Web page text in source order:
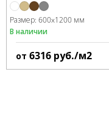
Размер: 600x1200 мм
В наличии
от 6316 руб./м2